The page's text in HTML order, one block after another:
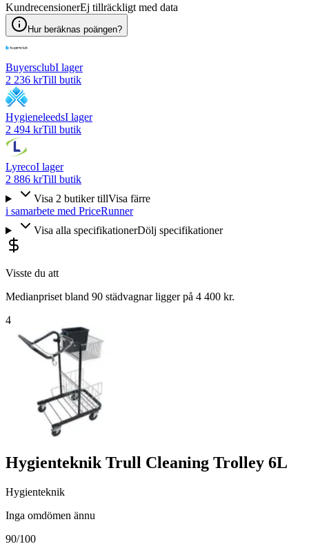
KundrecensionerEj tillräckligt med data
Hur beräknas poängen?
BuyersclubI lager
2 236 krTill butik
HygieneleedsI lager
2 494 krTill butik
LyrecoI lager
2 886 krTill butik
Visa 2 butiker tillVisa färre
i samarbete med PriceRunner
Visa alla specifikationerDölj specifikationer
Visste du att
Medianpriset bland 90 städvagnar ligger på 4 400 kr.
4
Hygienteknik Trull Cleaning Trolley 6L
Hygienteknik
Inga omdömen ännu
90/100